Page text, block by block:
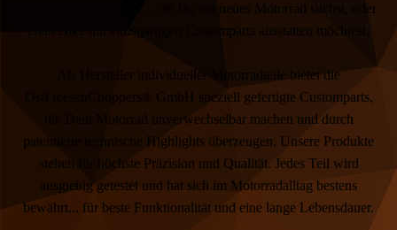
Motorradherz begehrt ... ob Du ein neues Motorrad suchst, oder
Dein Bike mit einzigartigen Customparts ausstatten möchtest.
Als Hersteller individueller Motorradteile bietet die
OstFreesenChoppers® GmbH speziell gefertigte Customparts,
die Dein Motorrad unverwechselbar machen und durch
patentierte technische Highlights überzeugen. Unsere Produkte
stehen für höchste Präzision und Qualität. Jedes Teil wird
ausgiebig getestet und hat sich im Motorradalltag bestens
bewährt... für beste Funktionalität und eine lange Lebensdauer.